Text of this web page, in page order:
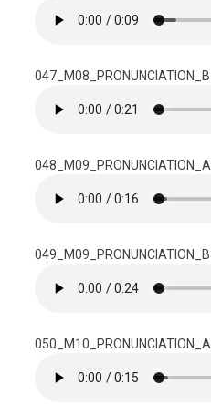
047_M08_PRONUNCIATION_B
048_M09_PRONUNCIATION_A
049_M09_PRONUNCIATION_B
050_M10_PRONUNCIATION_A